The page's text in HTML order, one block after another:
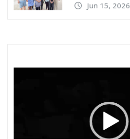
Jun 15, 2026